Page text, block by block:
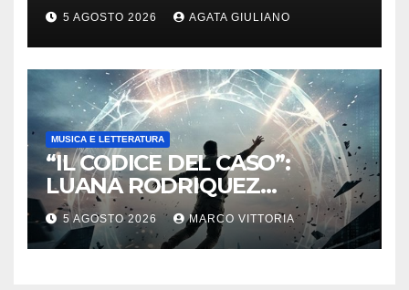
appuntamenti da ottobre a
maggio
5 AGOSTO 2026 AGATA GIULIANO
MUSICA E LETTERATURA
“IL CODICE DEL CASO”:
LUANA RODRIQUEZ
ESORDISCE CON UN
THRILLER SUL CONFINE TRA
DESTINO E MANIPOLAZIONE
5 AGOSTO 2026 MARCO VITTORIA